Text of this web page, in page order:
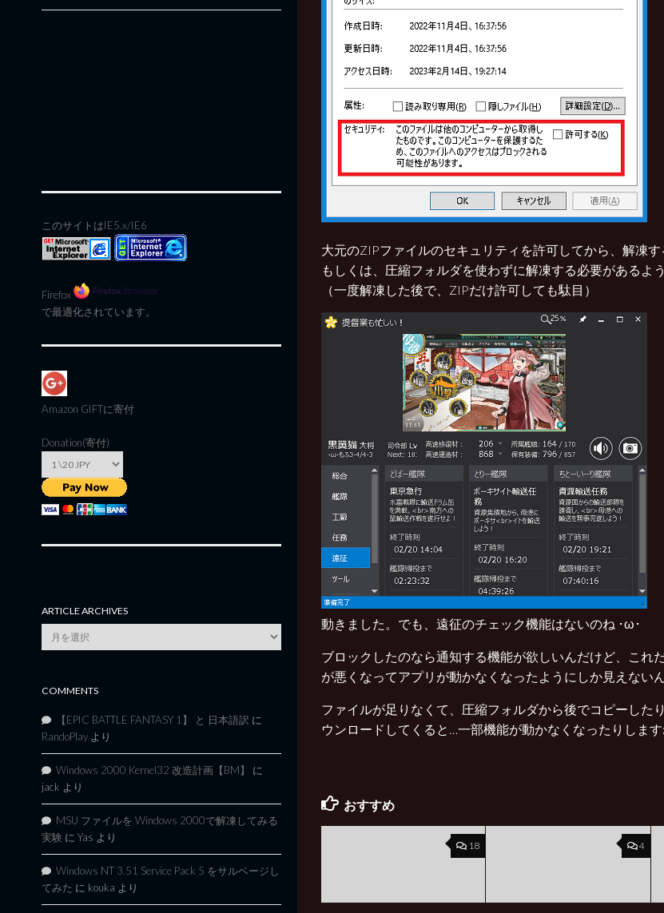
大元のZIPファイルのセキュリティを許可してから、解凍す
もしくは、圧縮フォルダを使わずに解凍する必要があるよう
（一度解凍した後で、ZIPだけ許可しても駄目）
動きました。でも、遠征のチェック機能はないのね ･ω･
ブロックしたのなら通知する機能が欲しいんだけど、これ
が悪くなってアプリが動かなくなったようにしか見えないん
ファイルが足りなくて、圧縮フォルダから後でコピーした
ウンロードしてくると…一部機能が動かなくなったりしま
おすすめ
18 4
このサイトはIE5.x/IE6
Firefox
で最適化されています。
Amazon GIFTに寄付
Donation(寄付)
ARTICLE ARCHIVES
Article
Archives
COMMENTS
【EPIC BATTLE FANTASY 1】 と 日本語訳 に
RandoPlay より
Windows 2000 Kernel32 改造計画【BM】
に
jack より
MSU ファイルを Windows 2000で解凍してみる
実験 に Yas より
Windows NT 3.51 Service Pack 5 をサルベージし
てみた に kouka より